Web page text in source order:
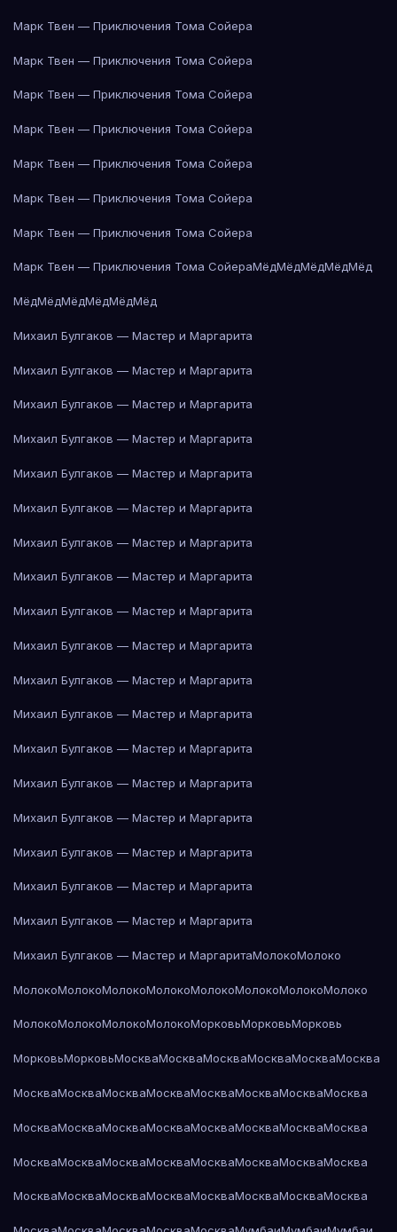
Марк Твен — Приключения Тома Сойера
Марк Твен — Приключения Тома Сойера
Марк Твен — Приключения Тома Сойера
Марк Твен — Приключения Тома Сойера
Марк Твен — Приключения Тома Сойера
Марк Твен — Приключения Тома Сойера
Марк Твен — Приключения Тома Сойера
Марк Твен — Приключения Тома СойераМёдМёдМёдМёдМёд
МёдМёдМёдМёдМёдМёд
Михаил Булгаков — Мастер и Маргарита
Михаил Булгаков — Мастер и Маргарита
Михаил Булгаков — Мастер и Маргарита
Михаил Булгаков — Мастер и Маргарита
Михаил Булгаков — Мастер и Маргарита
Михаил Булгаков — Мастер и Маргарита
Михаил Булгаков — Мастер и Маргарита
Михаил Булгаков — Мастер и Маргарита
Михаил Булгаков — Мастер и Маргарита
Михаил Булгаков — Мастер и Маргарита
Михаил Булгаков — Мастер и Маргарита
Михаил Булгаков — Мастер и Маргарита
Михаил Булгаков — Мастер и Маргарита
Михаил Булгаков — Мастер и Маргарита
Михаил Булгаков — Мастер и Маргарита
Михаил Булгаков — Мастер и Маргарита
Михаил Булгаков — Мастер и Маргарита
Михаил Булгаков — Мастер и Маргарита
Михаил Булгаков — Мастер и МаргаритаМолокоМолоко
МолокоМолокоМолокоМолокоМолокоМолокоМолокоМолоко
МолокоМолокоМолокоМолокоМорковьМорковьМорковь
МорковьМорковьМоскваМоскваМоскваМоскваМоскваМосква
МоскваМоскваМоскваМоскваМоскваМоскваМоскваМосква
МоскваМоскваМоскваМоскваМоскваМоскваМоскваМосква
МоскваМоскваМоскваМоскваМоскваМоскваМоскваМосква
МоскваМоскваМоскваМоскваМоскваМоскваМоскваМосква